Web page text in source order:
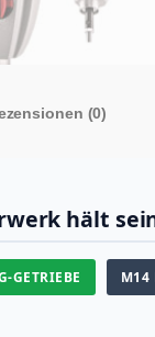
(0)
hält
GETRIEBE M14